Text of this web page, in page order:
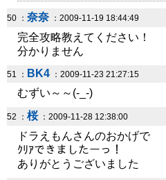
50 ： 奈奈 ：2009-11-19 18:44:49
完全攻略教えてください！
分かりません
51 ： BK4 ：2009-11-23 21:27:15
むずい～～(-_-)
52 ： 桜：2009-11-28 12:38:00
ドラえもんさんのおかげで
ｸﾘｱできましたーっ！
ありがとうございました